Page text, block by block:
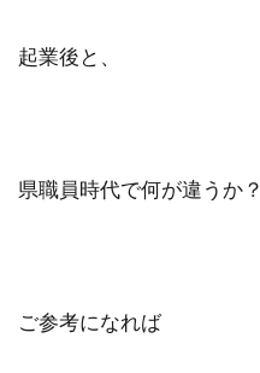
起業後と、
県職員時代で何が違うか？
ご参考になれば